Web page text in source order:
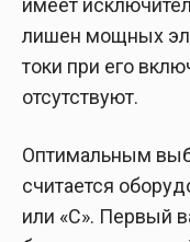
имеет
лишен мощных
токи при его
отсутствуют.
Оптимальным
считается
или «C». Первый